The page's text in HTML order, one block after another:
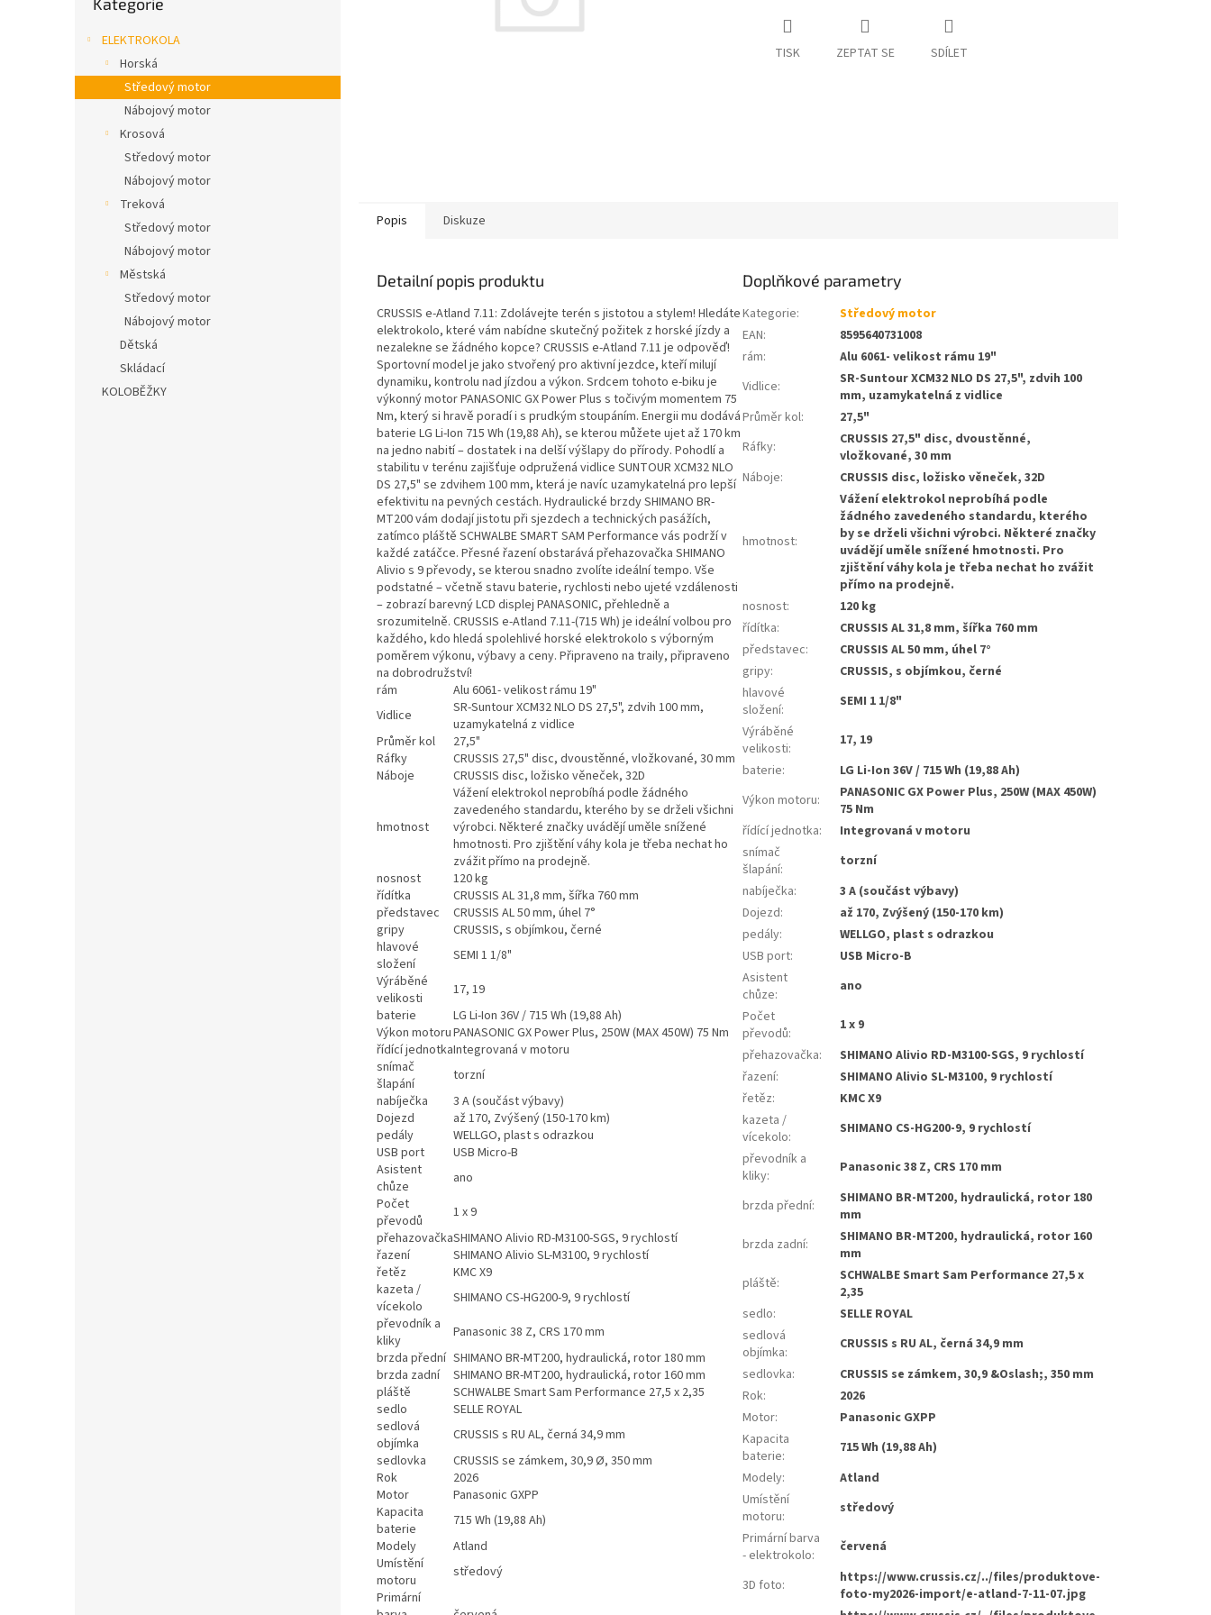
ELEKTROKOLA
Horská
Středový motor
Nábojový motor
Krosová
Středový motor
Nábojový motor
Treková
Středový motor
Nábojový motor
Městská
Středový motor
Nábojový motor
Dětská
Skládací
KOLOBĚŽKY
TISK ZEPTAT SE SDÍLET
Popis Diskuze
Detailní popis produktu
CRUSSIS e-Atland 7.11: Zdolávejte terén s jistotou a stylem! Hledáte
elektrokolo, které vám nabídne skutečný požitek z horské jízdy a
nezalekne se žádného kopce? CRUSSIS e-Atland 7.11 je odpověď!
Sportovní model je jako stvořený pro aktivní jezdce, kteří milují
dynamiku, kontrolu nad jízdou a výkon. Srdcem tohoto e-biku je
výkonný motor PANASONIC GX Power Plus s točivým momentem 75
Nm, který si hravě poradí i s prudkým stoupáním. Energii mu dodává
baterie LG Li-Ion 715 Wh (19,88 Ah), se kterou můžete ujet až 170 km
na jedno nabití – dostatek i na delší výšlapy do přírody. Pohodlí a
stabilitu v terénu zajišťuje odpružená vidlice SUNTOUR XCM32 NLO
DS 27,5" se zdvihem 100 mm, která je navíc uzamykatelná pro lepší
efektivitu na pevných cestách. Hydraulické brzdy SHIMANO BR-
MT200 vám dodají jistotu při sjezdech a technických pasážích,
zatímco pláště SCHWALBE SMART SAM Performance vás podrží v
každé zatáčce. Přesné řazení obstarává přehazovačka SHIMANO
Alivio s 9 převody, se kterou snadno zvolíte ideální tempo. Vše
podstatné – včetně stavu baterie, rychlosti nebo ujeté vzdálenosti
– zobrazí barevný LCD displej PANASONIC, přehledně a
srozumitelně. CRUSSIS e-Atland 7.11-(715 Wh) je ideální volbou pro
každého, kdo hledá spolehlivé horské elektrokolo s výborným
poměrem výkonu, výbavy a ceny. Připraveno na traily, připraveno
na dobrodružství!
rám
Alu 6061- velikost rámu 19"
Vidlice
SR-Suntour XCM32 NLO DS 27,5", zdvih 100 mm,
uzamykatelná z vidlice
Průměr kol
27,5"
Ráfky
CRUSSIS 27,5" disc, dvoustěnné, vložkované, 30 mm
Náboje
CRUSSIS disc, ložisko věneček, 32D
hmotnost
Vážení elektrokol neprobíhá podle žádného
zavedeného standardu, kterého by se drželi všichni
výrobci. Některé značky uvádějí uměle snížené
hmotnosti. Pro zjištění váhy kola je třeba nechat ho
zvážit přímo na prodejně.
nosnost
120 kg
řídítka
CRUSSIS AL 31,8 mm, šířka 760 mm
představec
CRUSSIS AL 50 mm, úhel 7°
gripy
CRUSSIS, s objímkou, černé
hlavové
složení
SEMI 1 1/8"
Výráběné
velikosti
17, 19
baterie
LG Li-Ion 36V / 715 Wh (19,88 Ah)
Výkon motoruPANASONIC GX Power Plus, 250W (MAX 450W) 75 Nm
řídící jednotkaIntegrovaná v motoru
snímač
šlapání
torzní
nabíječka
3 A (součást výbavy)
Dojezd
až 170, Zvýšený (150-170 km)
pedály
WELLGO, plast s odrazkou
USB port
USB Micro-B
Asistent
chůze
ano
Počet
převodů
1 x 9
přehazovačkaSHIMANO Alivio RD-M3100-SGS, 9 rychlostí
řazení
SHIMANO Alivio SL-M3100, 9 rychlostí
řetěz
KMC X9
kazeta /
vícekolo
SHIMANO CS-HG200-9, 9 rychlostí
převodník a
kliky
Panasonic 38 Z, CRS 170 mm
brzda přední SHIMANO BR-MT200, hydraulická, rotor 180 mm
brzda zadní
SHIMANO BR-MT200, hydraulická, rotor 160 mm
pláště
SCHWALBE Smart Sam Performance 27,5 x 2,35
sedlo
SELLE ROYAL
sedlová
objímka
CRUSSIS s RU AL, černá 34,9 mm
sedlovka
CRUSSIS se zámkem, 30,9 Ø, 350 mm
Rok
2026
Motor
Panasonic GXPP
Kapacita
baterie
715 Wh (19,88 Ah)
Modely
Atland
Umístění
motoru
středový
Primární
Doplňkové parametry
Kategorie:
Středový motor
EAN:
8595640731008
rám:
Alu 6061- velikost rámu 19"
Vidlice:
SR-Suntour XCM32 NLO DS 27,5", zdvih 100
mm, uzamykatelná z vidlice
Průměr kol:
27,5"
Ráfky:
CRUSSIS 27,5" disc, dvoustěnné,
vložkované, 30 mm
Náboje: CRUSSIS disc, ložisko věneček, 32D
hmotnost:
Vážení elektrokol neprobíhá podle
žádného zavedeného standardu, kterého
by se drželi všichni výrobci. Některé značky
uvádějí uměle snížené hmotnosti. Pro
zjištění váhy kola je třeba nechat ho zvážit
přímo na prodejně.
nosnost:
120 kg
řídítka:
CRUSSIS AL 31,8 mm, šířka 760 mm
představec:
CRUSSIS AL 50 mm, úhel 7°
gripy:
CRUSSIS, s objímkou, černé
hlavové
složení:
SEMI 1 1/8"
Výráběné
velikosti:
17, 19
baterie:
LG Li-Ion 36V / 715 Wh (19,88 Ah)
Výkon motoru:
PANASONIC GX Power Plus, 250W (MAX 450W)
75 Nm
řídící jednotka:
Integrovaná v motoru
snímač
šlapání:
torzní
nabíječka:
3 A (součást výbavy)
Dojezd:
až 170, Zvýšený (150-170 km)
pedály:
WELLGO, plast s odrazkou
USB port:
USB Micro-B
Asistent
chůze:
ano
Počet
převodů:
1 x 9
přehazovačka:
SHIMANO Alivio RD-M3100-SGS, 9 rychlostí
řazení:
SHIMANO Alivio SL-M3100, 9 rychlostí
řetěz:
KMC X9
kazeta /
vícekolo:
SHIMANO CS-HG200-9, 9 rychlostí
převodník a
kliky: Panasonic 38 Z, CRS 170 mm
brzda přední:
SHIMANO BR-MT200, hydraulická, rotor 180
mm
brzda zadní:
SHIMANO BR-MT200, hydraulická, rotor 160
mm
pláště:
SCHWALBE Smart Sam Performance 27,5 x
2,35
sedlo:
SELLE ROYAL
sedlová
objímka:
CRUSSIS s RU AL, černá 34,9 mm
sedlovka:
CRUSSIS se zámkem, 30,9 &Oslash;, 350 mm
Rok:
2026
Motor:
Panasonic GXPP
Kapacita
baterie:
715 Wh (19,88 Ah)
Modely:
Atland
Umístění
motoru:
středový
Primární barva
- elektrokolo: červená
3D foto:
https://www.crussis.cz/../files/produktove-
foto-my2026-import/e-atland-7-11-07.jpg